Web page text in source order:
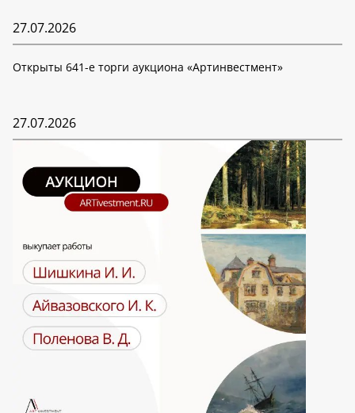
27.07.2026
Открыты 641-е торги аукциона «Артинвестмент»
27.07.2026